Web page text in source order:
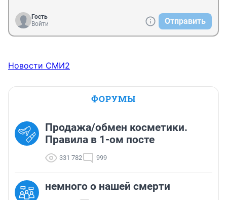
Гость
Войти
Отправить
Новости СМИ2
ФОРУМЫ
Продажа/обмен косметики.
Правила в 1-ом посте
331 782 999
немного о нашей смерти